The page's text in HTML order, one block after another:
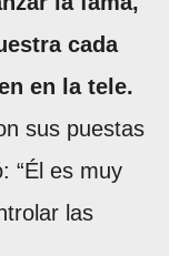
cada
en la tele.
sus puestas
“Él es muy
las